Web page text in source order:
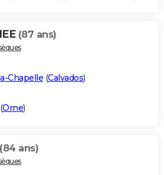
(87 ans)
Chapelle (Calvados)
(Orne)
(84 ans)